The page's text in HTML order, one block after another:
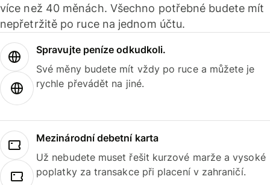
více než 40 měnách. Všechno potřebné budete mít
nepřetržitě po ruce na jednom účtu.
Spravujte peníze odkudkoli.
Své měny budete mít vždy po ruce a můžete je
rychle převádět na jiné.
Mezinárodní debetní karta
Už nebudete muset řešit kurzové marže a vysoké
poplatky za transakce při placení v zahraničí.